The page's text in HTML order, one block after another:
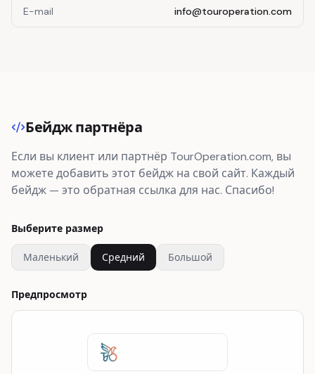
E-mail info@touroperation.com
Бейдж партнёра
Если вы клиент или партнёр TourOperation.com, вы
можете добавить этот бейдж на свой сайт. Каждый
бейдж — это обратная ссылка для нас. Спасибо!
Выберите размер
Маленький Средний Большой
Предпросмотр